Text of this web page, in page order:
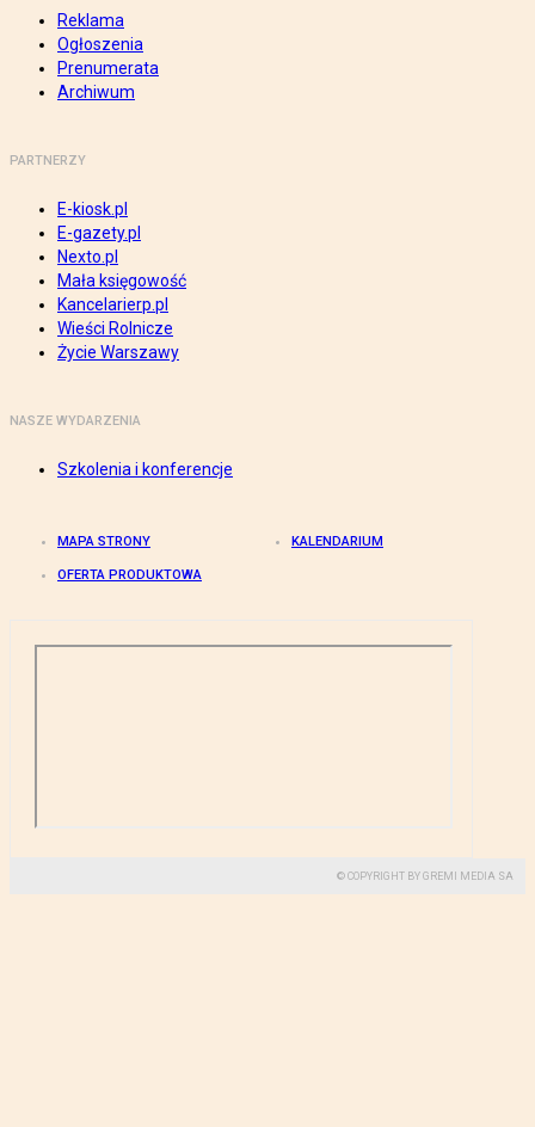
Reklama
Ogłoszenia
Prenumerata
Archiwum
PARTNERZY
E-kiosk.pl
E-gazety.pl
Nexto.pl
Mała księgowość
Kancelarierp.pl
Wieści Rolnicze
Życie Warszawy
NASZE WYDARZENIA
Szkolenia i konferencje
MAPA STRONY KALENDARIUM
OFERTA PRODUKTOWA
© COPYRIGHT BY GREMI MEDIA SA